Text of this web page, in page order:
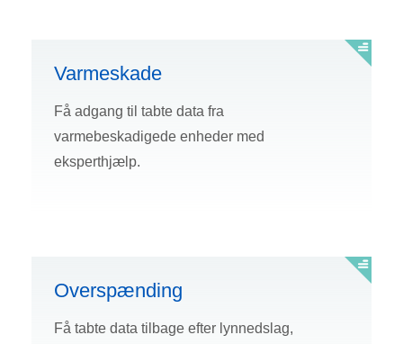
Varmeskade
Få adgang til tabte data fra
varmebeskadigede enheder med
eksperthjælp.
Overspænding
Få tabte data tilbage efter lynnedslag,